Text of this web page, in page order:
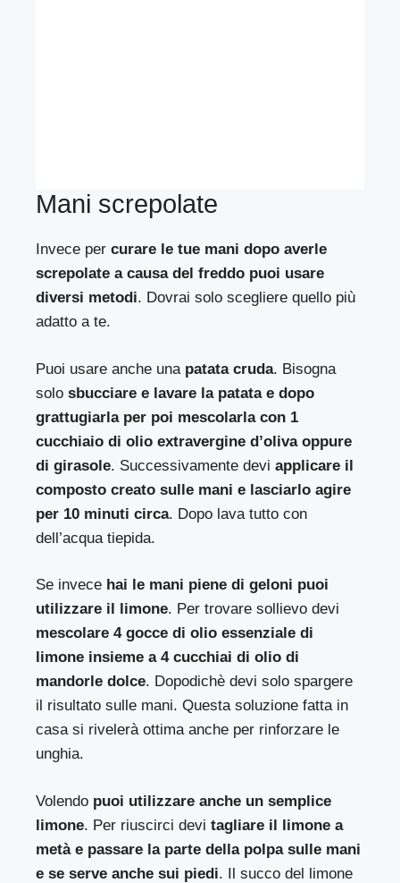
Mani screpolate
Invece per curare le tue mani dopo averle
screpolate a causa del freddo puoi usare
diversi metodi. Dovrai solo scegliere quello più
adatto a te.
Puoi usare anche una patata cruda. Bisogna
solosbucciare e lavare la patata e dopo
grattugiarla per poi mescolarla con 1
cucchiaio di olio extravergine d’oliva oppure
di girasole. Successivamente deviapplicare il
composto creato sulle mani e lasciarlo agire
per 10 minuti circa. Dopo lava tutto con
dell’acqua tiepida.
Se invece hai le mani piene di geloni puoi
utilizzare il limone. Per trovare sollievo devi
mescolare 4 gocce di olio essenziale di
limone insieme a 4 cucchiai di olio di
mandorle dolce. Dopodichè devi solo spargere
il risultato sulle mani. Questa soluzione fatta in
casa si rivelerà ottima anche per rinforzare le
unghia.
Volendo puoi utilizzare anche un semplice
limone. Per riuscirci devi tagliare il limone a
metà e passare la parte della polpa sulle mani
e se serve anche sui piedi. Il succo del limone